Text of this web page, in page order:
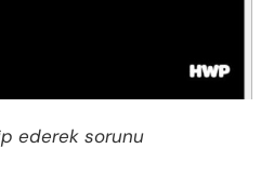
ederek sorunu